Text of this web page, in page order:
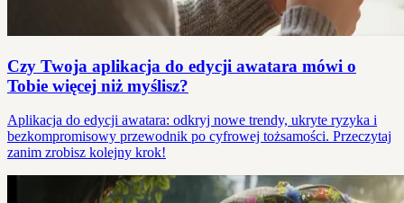
Czy Twoja aplikacja do edycji awatara mówi o
Tobie więcej niż myślisz?
Aplikacja do edycji awatara: odkryj nowe trendy, ukryte ryzyka i
bezkompromisowy przewodnik po cyfrowej tożsamości. Przeczytaj
zanim zrobisz kolejny krok!